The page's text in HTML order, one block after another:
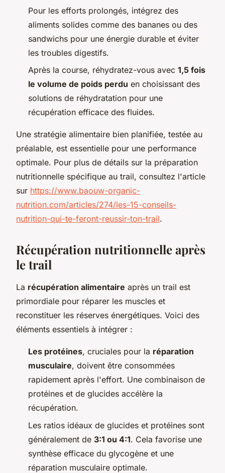
Pour les efforts prolongés, intégrez des
aliments solides comme des bananes ou des
sandwichs pour une énergie durable et éviter
les troubles digestifs.
Après la course, réhydratez-vous avec 1,5 fois
le volume de poids perdu en choisissant des
solutions de réhydratation pour une
récupération efficace des fluides.
Une stratégie alimentaire bien planifiée, testée au
préalable, est essentielle pour une performance
optimale. Pour plus de détails sur la préparation
nutritionnelle spécifique au trail, consultez l'article
sur https://www.baouw-organic-
nutrition.com/articles/274/les-15-conseils-
nutrition-qui-te-feront-reussir-ton-trail.
Récupération nutritionnelle après
le trail
La récupération alimentaire après un trail est
primordiale pour réparer les muscles et
reconstituer les réserves énergétiques. Voici des
éléments essentiels à intégrer :
Les protéines, cruciales pour la réparation
musculaire, doivent être consommées
rapidement après l'effort. Une combinaison de
protéines et de glucides accélère la
récupération.
Les ratios idéaux de glucides et protéines sont
généralement de 3:1 ou 4:1. Cela favorise une
synthèse efficace du glycogène et une
réparation musculaire optimale.